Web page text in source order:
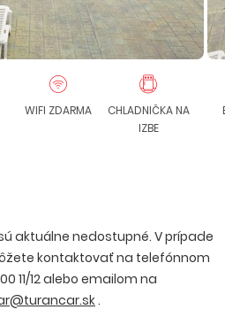
WIFI ZDARMA
CHLADNIČKA NA
IZBE
aktuálne nedostupné. V prípade
kontaktovať na telefónnom
11/12 alebo emailom na
.